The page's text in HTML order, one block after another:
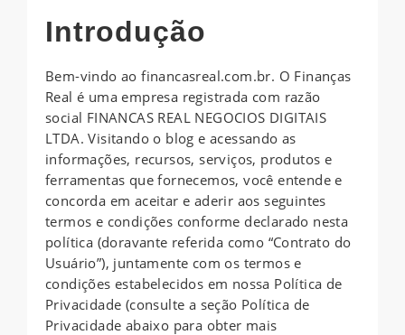
Introdução
Bem-vindo ao financasreal.com.br. O Finanças
Real é uma empresa registrada com razão
social FINANCAS REAL NEGOCIOS DIGITAIS
LTDA. Visitando o blog e acessando as
informações, recursos, serviços, produtos e
ferramentas que fornecemos, você entende e
concorda em aceitar e aderir aos seguintes
termos e condições conforme declarado nesta
política (doravante referida como “Contrato do
Usuário”), juntamente com os termos e
condições estabelecidos em nossa Política de
Privacidade (consulte a seção Política de
Privacidade abaixo para obter mais